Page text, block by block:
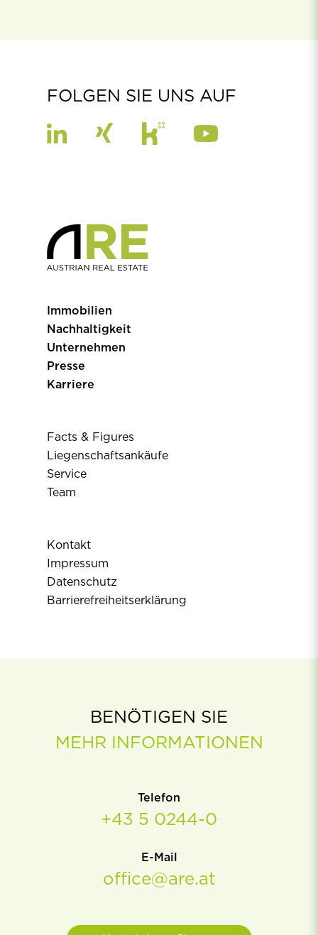
FOLGEN SIE UNS AUF
Immobilien
Nachhaltigkeit
Unternehmen
Presse
Karriere
Facts & Figures
Liegenschaftsankäufe
Service
Team
Kontakt
Impressum
Datenschutz
Barrierefreiheitserklärung
BENÖTIGEN SIE
MEHR INFORMATIONEN
Telefon
+43 5 0244-0
E-Mail
office@are.at